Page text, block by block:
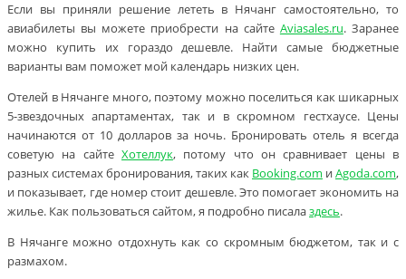
Если вы приняли решение лететь в Нячанг самостоятельно, то
авиабилеты вы можете приобрести на сайте Aviasales.ru. Заранее
можно купить их гораздо дешевле. Найти самые бюджетные
варианты вам поможет мой календарь низких цен.
Отелей в Нячанге много, поэтому можно поселиться как шикарных
5-звездочных апартаментах, так и в скромном гестхаусе. Цены
начинаются от 10 долларов за ночь. Бронировать отель я всегда
советую на сайте Хотеллук, потому что он сравнивает цены в
разных системах бронирования, таких как Booking.com иAgoda.com,
и показывает, где номер стоит дешевле. Это помогает экономить на
жилье. Как пользоваться сайтом, я подробно писалаздесь.
В Нячанге можно отдохнуть как со скромным бюджетом, так и с
размахом.